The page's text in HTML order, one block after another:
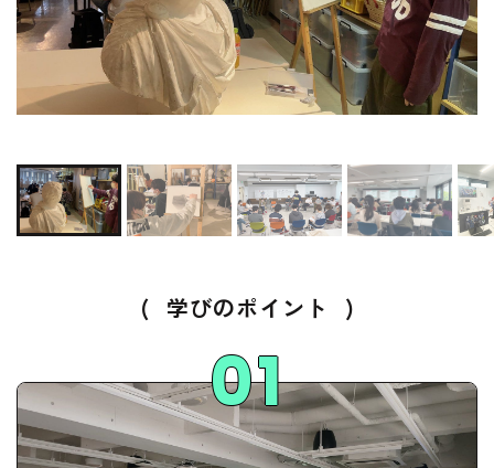
( 学びのポイント )